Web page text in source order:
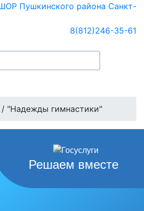
8(812)246-35-61
/ "Надежды гимнастики"
Решаем вместе